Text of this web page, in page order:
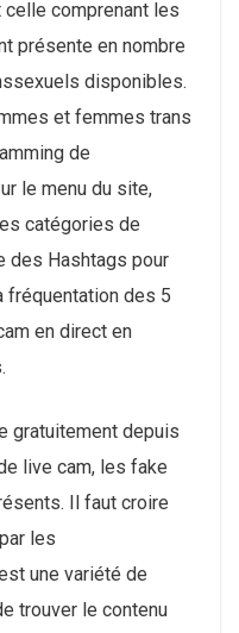
celle comprenant les
présente en nombre
disponibles.
et femmes trans
de
le menu du site,
catégories de
des Hashtags pour
fréquentation des 5
en direct en
gratuitement depuis
live cam, les fake
Il faut croire
les
une variété de
trouver le contenu